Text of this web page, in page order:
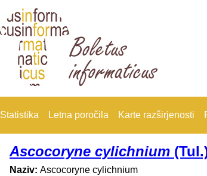
Statistika Letna poročila Karte razširjenosti
Ascocoryne cylichnium
Naziv: Ascocoryne cylichnium